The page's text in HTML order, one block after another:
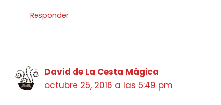
Responder
David de La Cesta Mágica
octubre 25, 2016 a las 5:49 pm